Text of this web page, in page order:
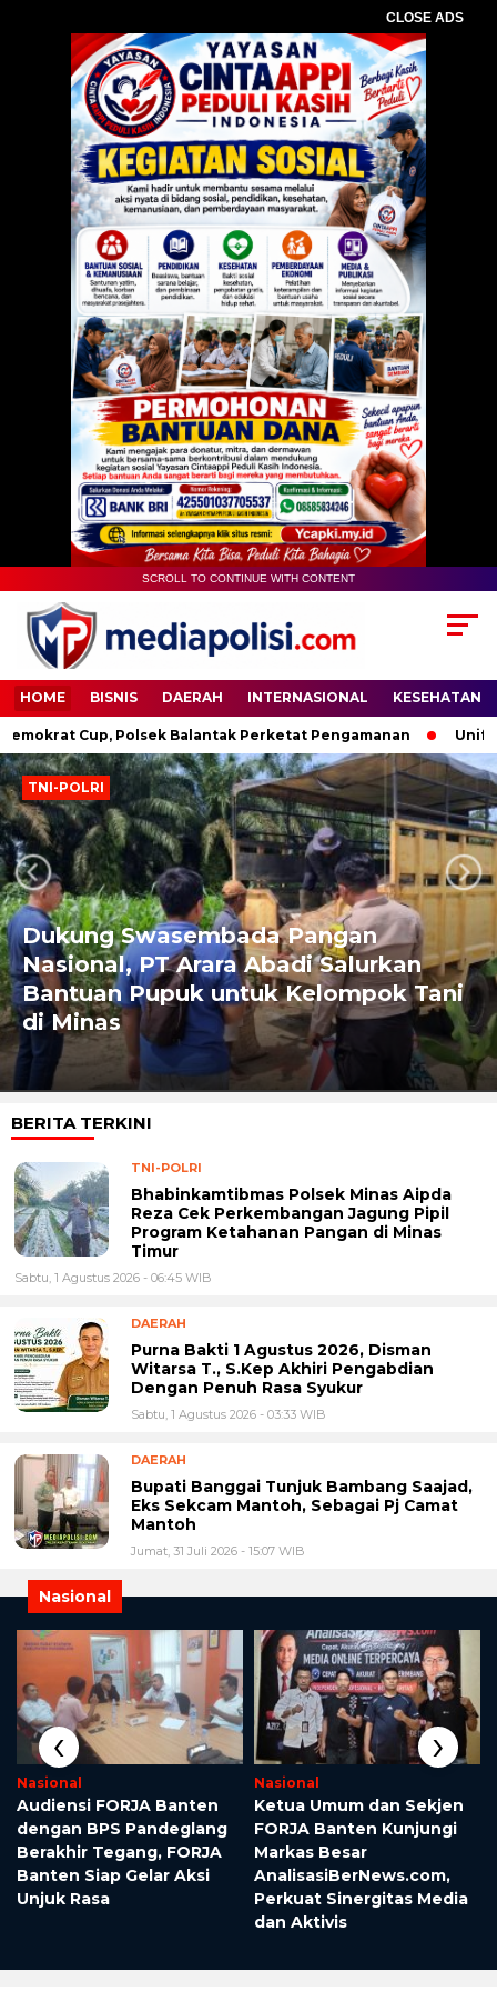
CLOSE ADS
SCROLL TO CONTINUE WITH CONTENT
HOME BISNIS DAERAH INTERNASIONAL KESEHATAN
Cup, Polsek Balantak Perketat Pengamanan Unifying
TNI-POLRI
Dukung Swasembada Pangan
Nasional, PT Arara Abadi Salurkan
Bantuan Pupuk untuk Kelompok Tani
di Minas
Previous Next
BERITA TERKINI
TNI-POLRI
Bhabinkamtibmas Polsek Minas Aipda
Reza Cek Perkembangan Jagung Pipil
Program Ketahanan Pangan di Minas
Timur
Sabtu, 1 Agustus 2026 - 06:45 WIB
DAERAH
Purna Bakti 1 Agustus 2026, Disman
Witarsa T., S.Kep Akhiri Pengabdian
Dengan Penuh Rasa Syukur
Sabtu, 1 Agustus 2026 - 03:33 WIB
DAERAH
Bupati Banggai Tunjuk Bambang Saajad,
Eks Sekcam Mantoh, Sebagai Pj Camat
Mantoh
Jumat, 31 Juli 2026 - 15:07 WIB
Nasional
Nasional
Audiensi FORJA Banten
dengan BPS Pandeglang
Berakhir Tegang, FORJA
Banten Siap Gelar Aksi
Unjuk Rasa
Nasional
Ketua Umum dan Sekjen
FORJA Banten Kunjungi
Markas Besar
AnalisasiBerNews.com,
Perkuat Sinergitas Media
dan Aktivis
‹ ›